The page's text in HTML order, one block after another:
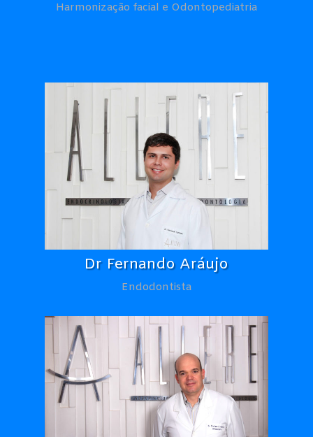
Harmonização facial e Odontopediatria
Dr Fernando Aráujo
Endodontista